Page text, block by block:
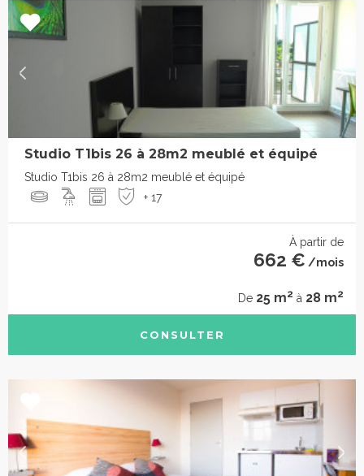
Studio T1bis 26 à 28m2 meublé et équipé
Studio T1bis 26 à 28m2 meublé et équipé
+ 17
À partir de
662 € /mois
De 25 m2 à 28 m2
CONSULTER